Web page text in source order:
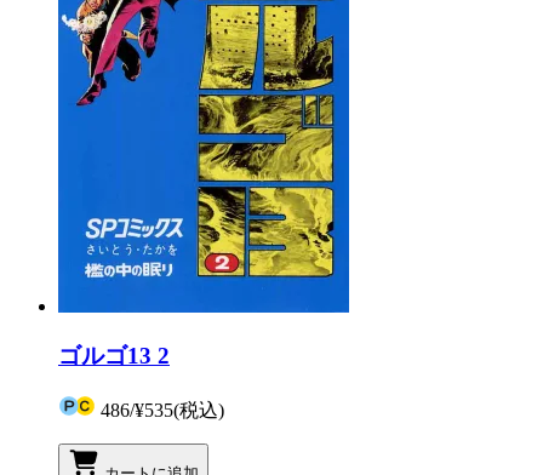
ゴルゴ13 2
486/¥535(税込)